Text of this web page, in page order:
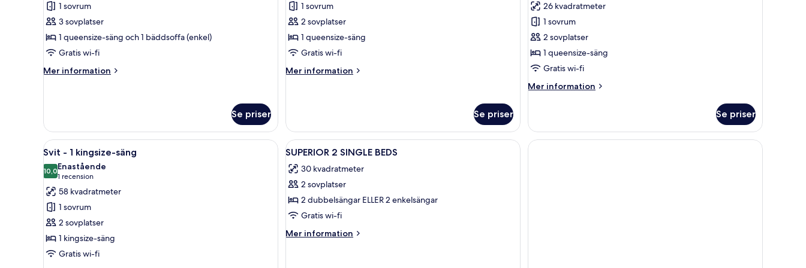
1 sovrum
3 sovplatser
1 queensize-säng och 1 bäddsoffa (enkel)
Gratis wi-fi
Mer information
Mer
Se priser
-
1
queensize-
säng
(Cosy)
1 sovrum
2 sovplatser
1 queensize-säng
Gratis wi-fi
Mer information
Mer
1
queensize-
säng
(Cosy)
Se priser
rum
-
hörn
26 kvadratmeter
1 sovrum
2 sovplatser
1 queensize-säng
Gratis wi-fi
Mer information
Mer
rum
hörn
Se priser
Öppna
alla
foton
för
Svit
-
1
kingsize-
säng
Ett hotellrum med en stor säng, två sänglampor, en vägg med träpanel som ger rummet karaktär, ett fönster och ett litet bord med en stol.
4
Svit - 1 kingsize-säng
10,010,0 av 10
Enastående
1 recension
(1 recension)
58 kvadratmeter
1 sovrum
2 sovplatser
1 kingsize-säng
Gratis wi-fi
Öppna
alla
foton
för
SUPERIOR
2
SINGLE
BEDS
Minibar, värdeförvaringsskåp på rummet och mörkläggningsgardiner
4
SUPERIOR 2 SINGLE BEDS
30 kvadratmeter
2 sovplatser
2 dubbelsängar ELLER 2 enkelsängar
Gratis wi-fi
Mer information
Mer